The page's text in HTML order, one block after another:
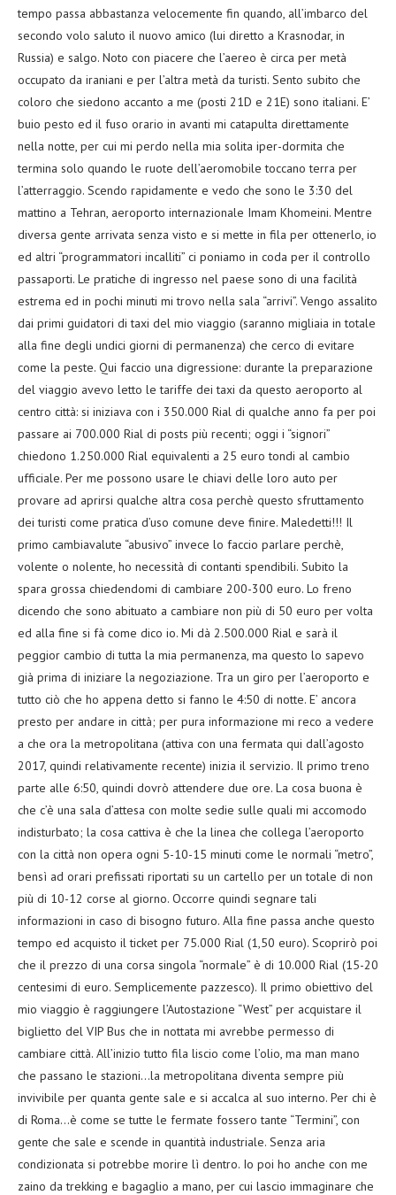
tempo passa abbastanza velocemente fin quando, all’imbarco del
secondo volo saluto il nuovo amico (lui diretto a Krasnodar, in
Russia) e salgo. Noto con piacere che l’aereo è circa per metà
occupato da iraniani e per l’altra metà da turisti. Sento subito che
coloro che siedono accanto a me (posti 21D e 21E) sono italiani. E’
buio pesto ed il fuso orario in avanti mi catapulta direttamente
nella notte, per cui mi perdo nella mia solita iper-dormita che
termina solo quando le ruote dell’aeromobile toccano terra per
l’atterraggio. Scendo rapidamente e vedo che sono le 3:30 del
mattino a Tehran, aeroporto internazionale Imam Khomeini. Mentre
diversa gente arrivata senza visto e si mette in fila per ottenerlo, io
ed altri “programmatori incalliti” ci poniamo in coda per il controllo
passaporti. Le pratiche di ingresso nel paese sono di una facilità
estrema ed in pochi minuti mi trovo nella sala “arrivi”. Vengo assalito
dai primi guidatori di taxi del mio viaggio (saranno migliaia in totale
alla fine degli undici giorni di permanenza) che cerco di evitare
come la peste. Qui faccio una digressione: durante la preparazione
del viaggio avevo letto le tariffe dei taxi da questo aeroporto al
centro città: si iniziava con i 350.000 Rial di qualche anno fa per poi
passare ai 700.000 Rial di posts più recenti; oggi i “signori”
chiedono 1.250.000 Rial equivalenti a 25 euro tondi al cambio
ufficiale. Per me possono usare le chiavi delle loro auto per
provare ad aprirsi qualche altra cosa perchè questo sfruttamento
dei turisti come pratica d’uso comune deve finire. Maledetti!!! Il
primo cambiavalute “abusivo” invece lo faccio parlare perchè,
volente o nolente, ho necessità di contanti spendibili. Subito la
spara grossa chiedendomi di cambiare 200-300 euro. Lo freno
dicendo che sono abituato a cambiare non più di 50 euro per volta
ed alla fine si fà come dico io. Mi dà 2.500.000 Rial e sarà il
peggior cambio di tutta la mia permanenza, ma questo lo sapevo
già prima di iniziare la negoziazione. Tra un giro per l’aeroporto e
tutto ciò che ho appena detto si fanno le 4:50 di notte. E’ ancora
presto per andare in città; per pura informazione mi reco a vedere
a che ora la metropolitana (attiva con una fermata qui dall’agosto
2017, quindi relativamente recente) inizia il servizio. Il primo treno
parte alle 6:50, quindi dovrò attendere due ore. La cosa buona è
che c’è una sala d’attesa con molte sedie sulle quali mi accomodo
indisturbato; la cosa cattiva è che la linea che collega l’aeroporto
con la città non opera ogni 5-10-15 minuti come le normali “metro”,
bensì ad orari prefissati riportati su un cartello per un totale di non
più di 10-12 corse al giorno. Occorre quindi segnare tali
informazioni in caso di bisogno futuro. Alla fine passa anche questo
tempo ed acquisto il ticket per 75.000 Rial (1,50 euro). Scoprirò poi
che il prezzo di una corsa singola “normale” è di 10.000 Rial (15-20
centesimi di euro. Semplicemente pazzesco). Il primo obiettivo del
mio viaggio è raggiungere l’Autostazione “West” per acquistare il
biglietto del VIP Bus che in nottata mi avrebbe permesso di
cambiare città. All’inizio tutto fila liscio come l’olio, ma man mano
che passano le stazioni…la metropolitana diventa sempre più
invivibile per quanta gente sale e si accalca al suo interno. Per chi è
di Roma…è come se tutte le fermate fossero tante “Termini”, con
gente che sale e scende in quantità industriale. Senza aria
condizionata si potrebbe morire lì dentro. Io poi ho anche con me
zaino da trekking e bagaglio a mano, per cui lascio immaginare che